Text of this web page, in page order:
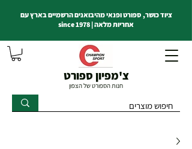
צ'מפיון ספורט
חנות הספורט של הצפון
ציוד כושר, ספורט ופנאי מהיבואנים הרשמיים בארץ עם
אחריות מלאה | since 1978